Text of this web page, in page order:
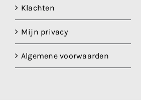
Klachten
Mijn privacy
Algemene voorwaarden